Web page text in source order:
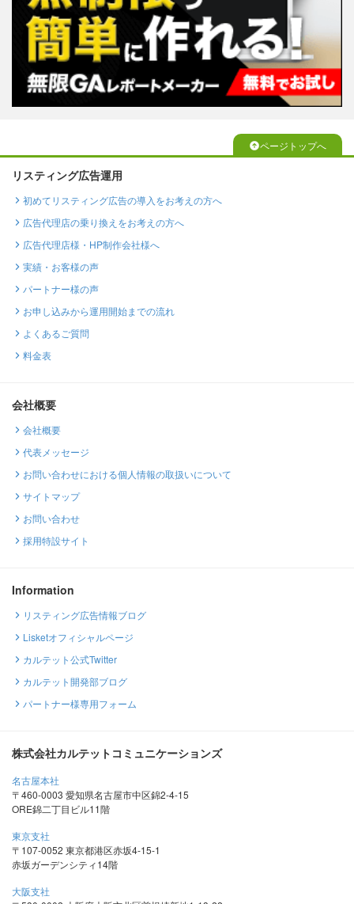
ページトップへ
リスティング広告運用
初めてリスティング広告の導入をお考えの方へ
広告代理店の乗り換えをお考えの方へ
広告代理店様・HP制作会社様へ
実績・お客様の声
パートナー様の声
お申し込みから運用開始までの流れ
よくあるご質問
料金表
会社概要
会社概要
代表メッセージ
お問い合わせにおける個人情報の取扱いについて
サイトマップ
お問い合わせ
採用特設サイト
Information
リスティング広告情報ブログ
Lisketオフィシャルページ
カルテット公式Twitter
カルテット開発部ブログ
パートナー様専用フォーム
株式会社カルテットコミュニケーションズ
名古屋本社
〒460-0003 愛知県名古屋市中区錦2-4-15
ORE錦二丁目ビル11階
東京支社
〒107-0052 東京都港区赤坂4-15-1
赤坂ガーデンシティ14階
大阪支社